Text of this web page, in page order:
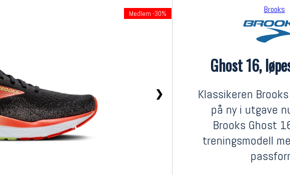
❯
Medlem -30% Brooks
Ghost 16,
Klassikeren
på ny i utgave
Brooks Ghost
treningsmodell